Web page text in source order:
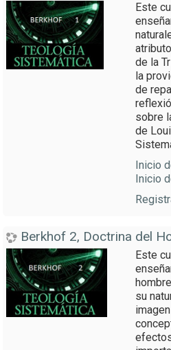
Este
de la
la
de
sobre
de
Inicio
Inicio
Berkhof 2, Doctrina del
Este
su